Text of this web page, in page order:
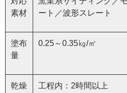
素材
ート／波形スレート
塗布
量
0.25～0.35㎏/㎡
乾燥
工程内：2時間以上